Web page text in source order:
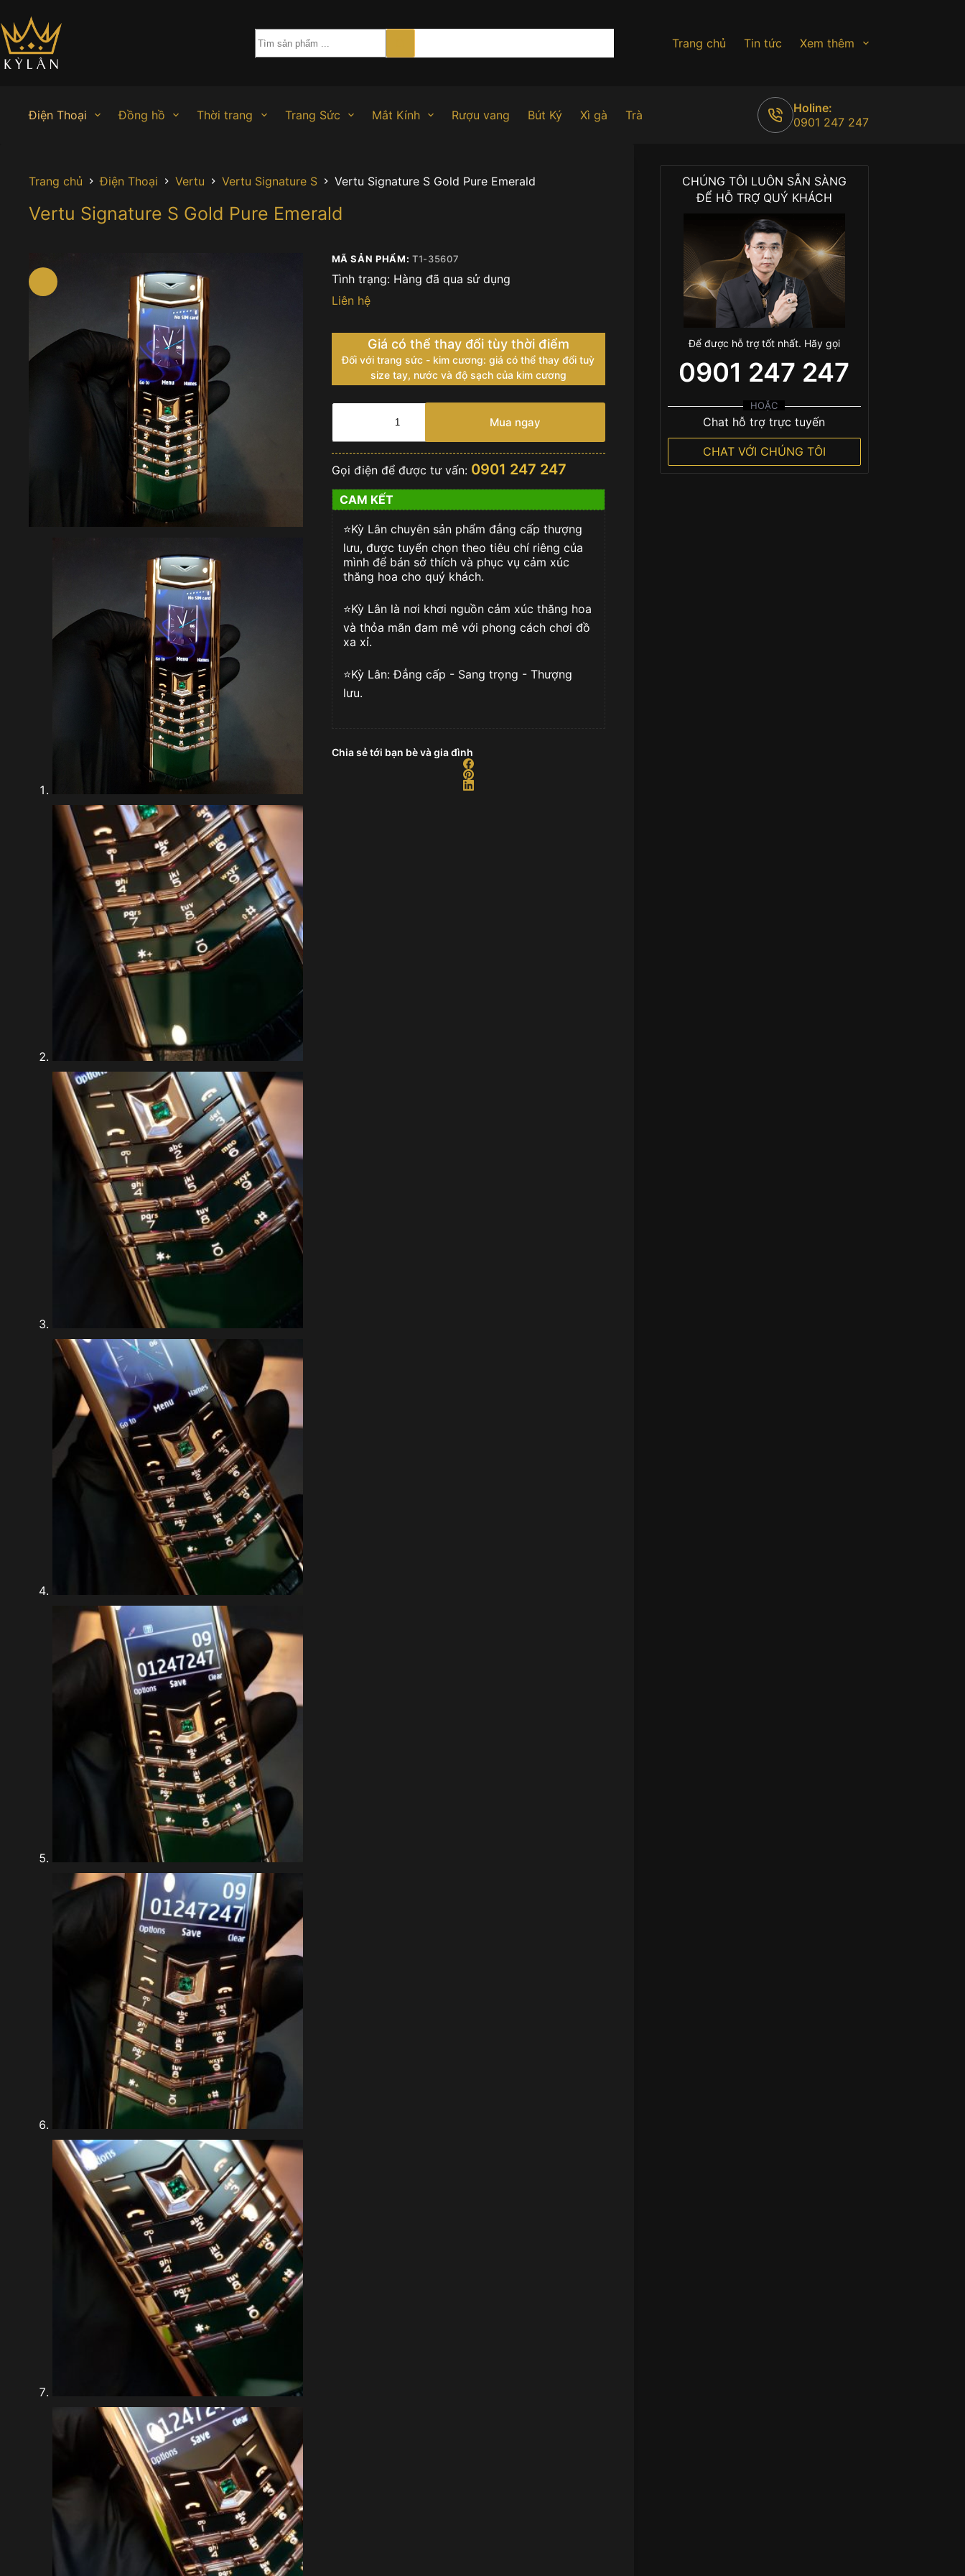
đến
phần
nội
dung
Trang chủ Tin tức Xem thêm
Điện Thoại Đồng hồ Thời trang Trang Sức Mắt Kính Rượu vang Bút Ký Xì gà Trà
Holine:
0901 247 247
Trang chủ Điện Thoại Vertu Vertu Signature S Vertu Signature S Gold Pure Emerald
Vertu Signature S Gold Pure Emerald
MÃ SẢN PHẨM: T1-35607
Tình trạng: Hàng đã qua sử dụng
Liên hệ
Giá có thể thay đổi tùy thời điểm
Đối với trang sức - kim cương: giá có thể thay đổi tuỳ
size tay, nước và độ sạch của kim cương
Vertu
Pure
Emerald
số
lượng
Mua ngay
Gọi điện để được tư vấn: 0901 247 247
CAM KẾT
⭐️Kỳ Lân chuyên sản phẩm đẳng cấp thượng
lưu, được tuyển chọn theo tiêu chí riêng của
mình để bán sở thích và phục vụ cảm xúc
thăng hoa cho quý khách.
⭐️Kỳ Lân là nơi khơi nguồn cảm xúc thăng hoa
và thỏa mãn đam mê với phong cách chơi đồ
xa xỉ.
⭐️Kỳ Lân: Đẳng cấp - Sang trọng - Thượng
lưu.
Chia sẻ tới bạn bè và gia đình
CHÚNG TÔI LUÔN SẴN SÀNG
ĐỂ HỖ TRỢ QUÝ KHÁCH
Để được hỗ trợ tốt nhất. Hãy gọi
0901 247 247
HOẶC
Chat hỗ trợ trực tuyến
CHAT VỚI CHÚNG TÔI